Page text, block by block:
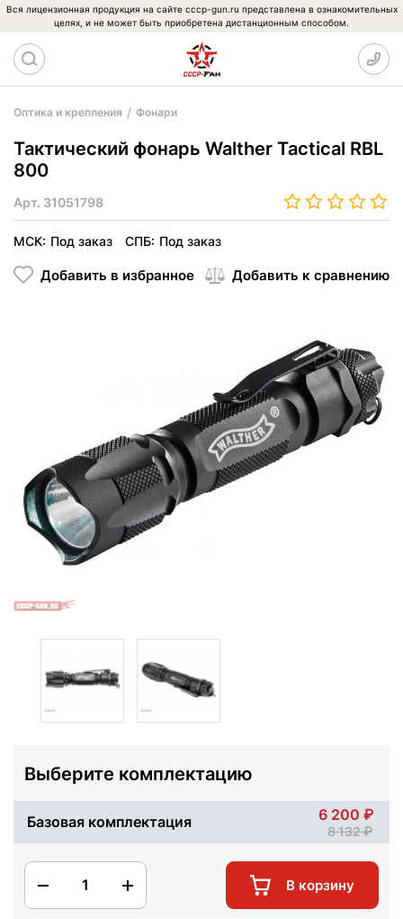
Вся лицензионная продукция на сайте cccp-gun.ru представлена в ознакомительных
целях, и не может быть приобретена дистанционным способом.
Оптика и крепления Фонари
Тактический фонарь Walther Tactical RBL
800
Арт. 31051798
МСК: Под заказ СПБ: Под заказ
Добавить в избранное Добавить к сравнению
Выберите комплектацию
Базовая комплектация 6 200
8 132
1 В корзину